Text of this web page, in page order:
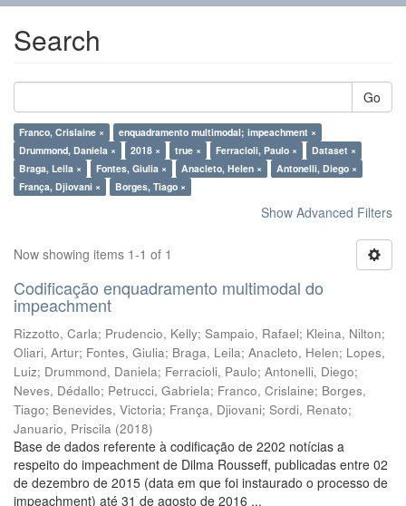
Search
Go
Franco, Crislaine ×
enquadramento multimodal; impeachment ×
Drummond, Daniela ×
2018 × true × Ferracioli, Paulo ×
Dataset ×
Braga, Leila ×
Fontes, Giulia × Anacleto, Helen ×
Antonelli, Diego ×
França, Djiovani ×
Borges, Tiago ×
Show Advanced Filters
Now showing items 1-1 of 1
Codificação enquadramento multimodal do
impeachment
Rizzotto, Carla; Prudencio, Kelly; Sampaio, Rafael; Kleina, Nilton;
Oliari, Artur; Fontes, Giulia; Braga, Leila; Anacleto, Helen; Lopes,
Luiz; Drummond, Daniela; Ferracioli, Paulo; Antonelli, Diego;
Neves, Dédallo; Petrucci, Gabriela; Franco, Crislaine; Borges,
Tiago; Benevides, Victoria; França, Djiovani; Sordi, Renato;
Januario, Priscila (2018)
Base de dados referente à codificação de 2202 notícias a
respeito do impeachment de Dilma Rousseff, publicadas entre 02
de dezembro de 2015 (data em que foi instaurado o processo de
impeachment) até 31 de agosto de 2016 ...